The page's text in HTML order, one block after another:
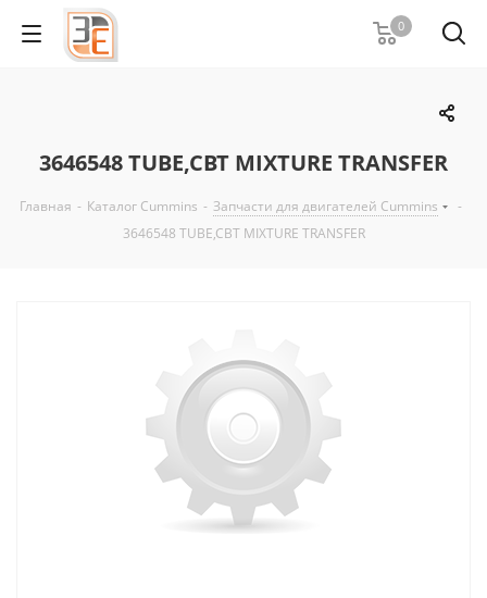
0
3646548 TUBE,CBT MIXTURE TRANSFER
Главная - Каталог Cummins - Запчасти для двигателей Cummins
-
3646548 TUBE,CBT MIXTURE TRANSFER